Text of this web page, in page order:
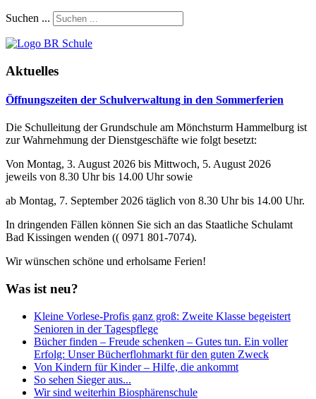
Suchen ...
Aktuelles
Öffnungszeiten der Schulverwaltung in den Sommerferien
Die Schulleitung der Grundschule am Mönchsturm Hammelburg ist
zur Wahrnehmung der Dienstgeschäfte wie folgt besetzt:
Von Montag, 3. August 2026 bis Mittwoch, 5. August 2026
jeweils von 8.30 Uhr bis 14.00 Uhr sowie
ab Montag, 7. September 2026 täglich von 8.30 Uhr bis 14.00 Uhr.
In dringenden Fällen können Sie sich an das Staatliche Schulamt
Bad Kissingen wenden (( 0971 801-7074).
Wir wünschen schöne und erholsame Ferien!
Was ist neu?
Kleine Vorlese-Profis ganz groß: Zweite Klasse begeistert
Senioren in der Tagespflege
Bücher finden – Freude schenken – Gutes tun. Ein voller
Erfolg: Unser Bücherflohmarkt für den guten Zweck
Von Kindern für Kinder – Hilfe, die ankommt
So sehen Sieger aus...
Wir sind weiterhin Biosphärenschule